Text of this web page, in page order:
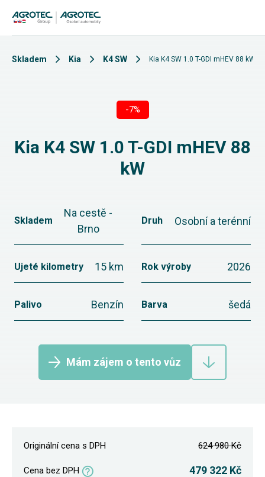
Skladem Kia K4 SW Kia K4 SW 1.0 T-GDI mHEV 88 kW
-7%
Kia K4 SW 1.0 T-GDI mHEV 88
kW
Skladem
Na cestě -
Brno
Druh Osobní a terénní
Ujeté kilometry 15 km Rok výroby 2026
Palivo Benzín Barva šedá
Mám zájem o tento vůz
Originální cena s DPH 624 980 Kč
Cena bez DPH 479 322 Kč